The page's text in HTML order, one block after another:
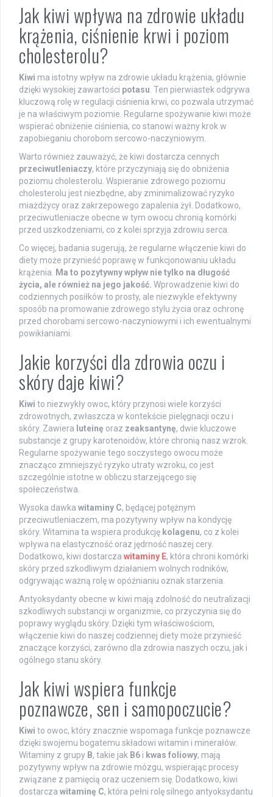
Jak kiwi wpływa na zdrowie układu
krążenia, ciśnienie krwi i poziom
cholesterolu?
Kiwi ma istotny wpływ na zdrowie układu krążenia, głównie
dzięki wysokiej zawartości potasu . Ten pierwiastek odgrywa
kluczową rolę w regulacji ciśnienia krwi, co pozwala utrzymać
je na właściwym poziomie. Regularne spożywanie kiwi może
wspierać obniżenie ciśnienia, co stanowi ważny krok w
zapobieganiu chorobom sercowo-naczyniowym.
Warto również zauważyć, że kiwi dostarcza cennych
przeciwutleniaczy, które przyczyniają się do obniżenia
poziomu cholesterolu. Wspieranie zdrowego poziomu
cholesterolu jest niezbędne, aby zminimalizować ryzyko
miażdżycy oraz zakrzepowego zapalenia żył. Dodatkowo,
przeciwutleniacze obecne w tym owocu chronią komórki
przed uszkodzeniami, co z kolei sprzyja zdrowiu serca.
Co więcej, badania sugerują, że regularne włączenie kiwi do
diety może przynieść poprawę w funkcjonowaniu układu
krążenia.
Ma to pozytywny wpływ nie tylko na długość
życia, ale również na jego jakość. Wprowadzenie kiwi do
codziennych posiłków to prosty, ale niezwykle efektywny
sposób na promowanie zdrowego stylu życia oraz ochronę
przed chorobami sercowo-naczyniowymi i ich ewentualnymi
powikłaniami.
Jakie korzyści dla zdrowia oczu i
skóry daje kiwi?
Kiwi to niezwykły owoc, który przynosi wiele korzyści
zdrowotnych, zwłaszcza w kontekście pielęgnacji oczu i
skóry. Zawiera luteinę oraz zeaksantynę, dwie kluczowe
substancje z grupy karotenoidów, które chronią nasz wzrok.
Regularne spożywanie tego soczystego owocu może
znacząco zmniejszyć ryzyko utraty wzroku, co jest
szczególnie istotne w obliczu starzejącego się
społeczeństwa.
Wysoka dawka witaminy C, będącej potężnym
przeciwutleniaczem, ma pozytywny wpływ na kondycję
skóry. Witamina ta wspiera produkcję kolagenu, co z kolei
wpływa na elastyczność oraz jędrność naszej cery.
Dodatkowo, kiwi dostarcza witaminy E, która chroni komórki
skóry przed szkodliwym działaniem wolnych rodników,
odgrywając ważną rolę w opóźnianiu oznak starzenia.
Antyoksydanty obecne w kiwi mają zdolność do neutralizacji
szkodliwych substancji w organizmie, co przyczynia się do
poprawy wyglądu skóry. Dzięki tym właściwościom,
włączenie kiwi do naszej codziennej diety może przynieść
znaczące korzyści, zarówno dla zdrowia naszych oczu, jak i
ogólnego stanu skóry.
Jak kiwi wspiera funkcje
poznawcze, sen i samopoczucie?
Kiwi to owoc, który znacznie wspomaga funkcje poznawcze
dzięki swojemu bogatemu składowi witamin i minerałów.
Witaminy z grupy B, takie jak B6 i kwas foliowy, mają
pozytywny wpływ na zdrowie mózgu, wspierając procesy
związane z pamięcią oraz uczeniem się. Dodatkowo, kiwi
dostarcza witaminę C, która pełni rolę silnego antyoksydantu